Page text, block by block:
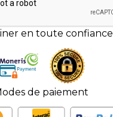
en toute confiance
de paiement